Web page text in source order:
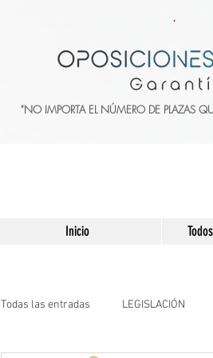
"NO IMPORTA EL NÚMERO DE PLAZAS
Inicio
Todas las entradas LEGISLACIÓN